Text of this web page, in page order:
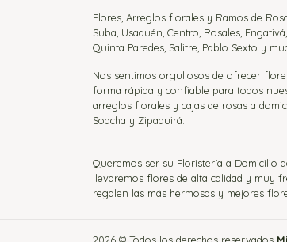
Flores, Arreglos florales y Ramos de
Suba, Usaquén, Centro, Rosales,
Quinta Paredes, Salitre, Pablo Sexto y
Nos sentimos orgullosos de ofrecer
forma rápida y confiable para todos
arreglos florales y cajas de rosas a
Soacha y Zipaquirá.
Queremos ser su Floristería a Domicilio
llevaremos flores de alta calidad y muy
regalen las más hermosas y mejores
2026 © Todos los derechos reservados